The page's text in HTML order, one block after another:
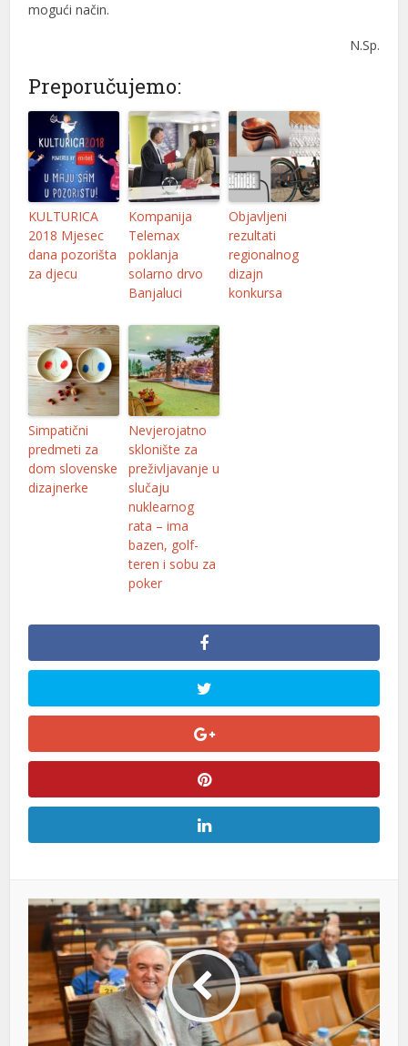
mogući način.
N.Sp.
Preporučujemo:
KULTURICA
2018 Mjesec
dana pozorišta
za djecu
Kompanija
Telemax
poklanja
solarno drvo
Banjaluci
Objavljeni
rezultati
regionalnog
dizajn
konkursa
Simpatični
predmeti za
dom slovenske
dizajnerke
Nevjerojatno
sklonište za
preživljavanje u
slučaju
nuklearnog
rata – ima
bazen, golf-
teren i sobu za
poker